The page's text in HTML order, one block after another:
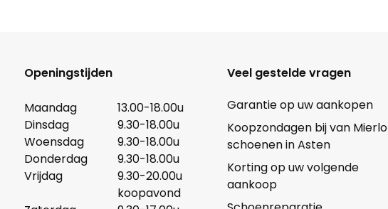
Openingstijden
Maandag
13.00-18.00u
Dinsdag
9.30-18.00u
Woensdag
9.30-18.00u
Donderdag
9.30-18.00u
Vrijdag
9.30-20.00u
koopavond
Veel gestelde vragen
Garantie op uw aankopen
Koopzondagen bij van Mierlo
schoenen in Asten
Korting op uw volgende
aankoop